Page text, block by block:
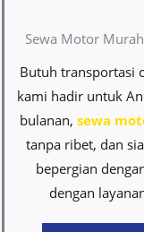
Sewa Motor
Butuh transportasi
kami hadir untuk
bulanan, sewa
tanpa ribet, dan
bepergian
dengan